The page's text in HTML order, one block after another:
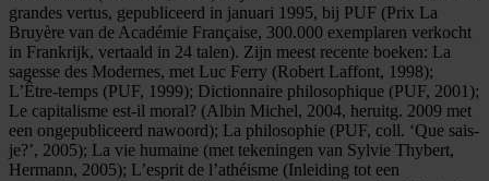
grandes vertus, gepubliceerd in januari 1995, bij PUF (Prix La
Bruyère van de Académie Française, 300.000 exemplaren verkocht
in Frankrijk, vertaald in 24 talen). Zijn meest recente boeken: La
sagesse des Modernes, met Luc Ferry (Robert Laffont, 1998);
L’Être-temps (PUF, 1999); Dictionnaire philosophique (PUF, 2001);
Le capitalisme est-il moral? (Albin Michel, 2004, heruitg. 2009 met
een ongepubliceerd nawoord); La philosophie (PUF, coll. ‘Que sais-
je?’, 2005); La vie humaine (met tekeningen van Sylvie Thybert,
Hermann, 2005); L’esprit de l’athéisme (Inleiding tot een